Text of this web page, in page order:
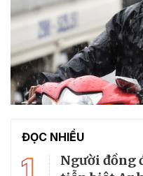
ĐỌC NHIỀU
1
Người đồng